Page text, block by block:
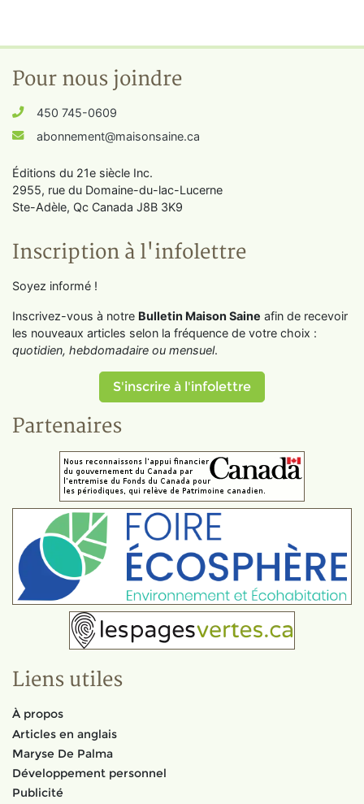
Pour nous joindre
450 745-0609
abonnement@maisonsaine.ca
Éditions du 21e siècle Inc.
2955, rue du Domaine-du-lac-Lucerne
Ste-Adèle, Qc Canada J8B 3K9
Inscription à l'infolettre
Soyez informé !
Inscrivez-vous à notre Bulletin Maison Saine afin de recevoir
les nouveaux articles selon la fréquence de votre choix :
quotidien, hebdomadaire ou mensuel.
S'inscrire à l'infolettre
Partenaires
Liens utiles
À propos
Articles en anglais
Maryse De Palma
Développement personnel
Publicité